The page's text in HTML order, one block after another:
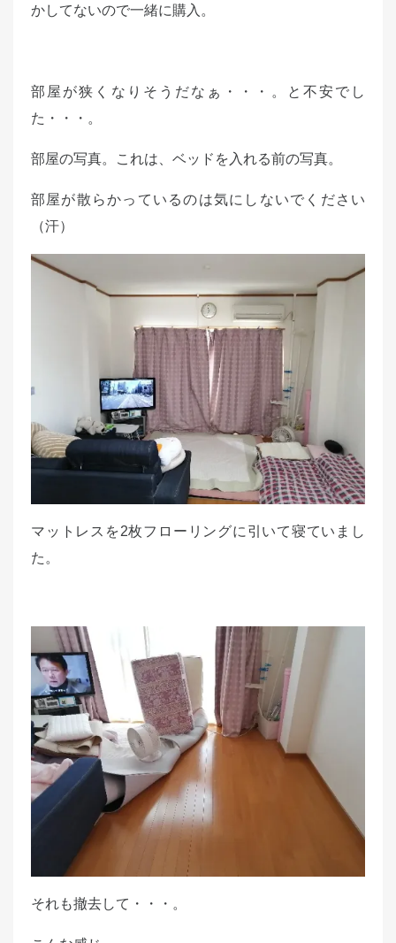
かしてないので一緒に購入。
部屋が狭くなりそうだなぁ・・・。と不安でし
た・・・。
部屋の写真。これは、ベッドを入れる前の写真。
部屋が散らかっているのは気にしないでください
（汗）
マットレスを2枚フローリングに引いて寝ていまし
た。
それも撤去して・・・。